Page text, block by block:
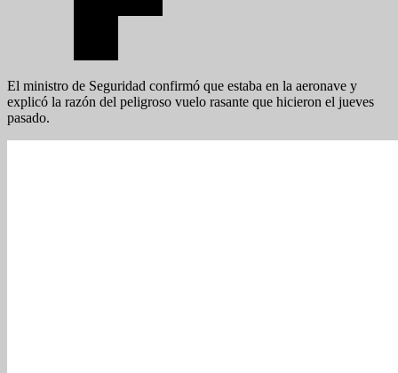
El ministro de Seguridad confirmó que estaba en la aeronave y
explicó la razón del peligroso vuelo rasante que hicieron el jueves
pasado.